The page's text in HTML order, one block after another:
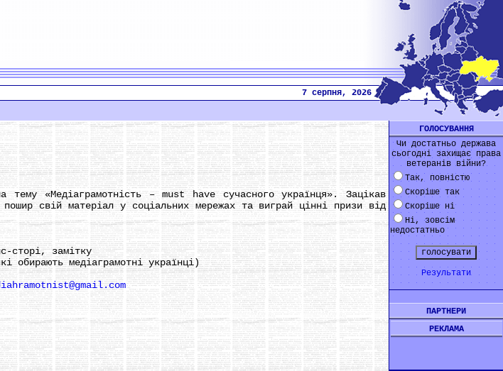
7 серпня, 2026
«Медіаграмотність – must have сучасного українця». Зацікав
свій матеріал у соціальних мережах та виграй цінні призи від
сторі, замітку
медіаграмотні українці)
ГОЛОСУВАННЯ
Чи достатньо держава
сьогодні захищає права
ветеранів війни?
Так, повністю
Скоріше так
Скоріше ні
Ні, зовсім
недостатньо
Результати
ПАРТНЕРИ
РЕКЛАМА